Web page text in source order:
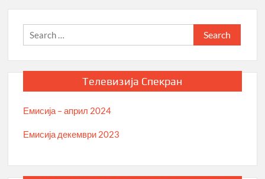
Search
for:
Телевизија Спекран
Емисија – април 2024
Емисија декември 2023